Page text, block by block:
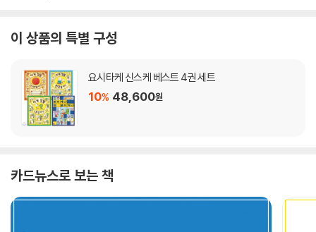
이 상품의 특별 구성
요시타케 신스케 베스트 4권 세트
10% 48,600원
카드뉴스로 보는 책